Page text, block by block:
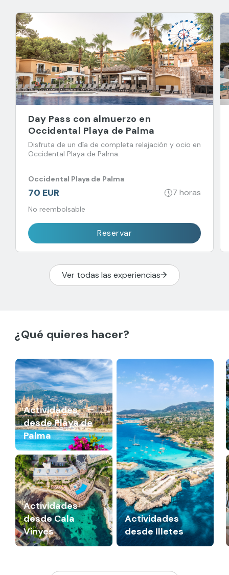
Day Pass con almuerzo en
Occidental Playa de Palma
Disfruta de un día de completa relajación y ocio en
Occidental Playa de Palma.
Occidental Playa de Palma
70 EUR 7 horas
No reembolsable
Reservar
Ver todas las experiencias
¿Qué quieres hacer?
Actividades
desde Playa de
Palma
Actividades
desde Illetes
Actividades
desde Cala
Vinyes